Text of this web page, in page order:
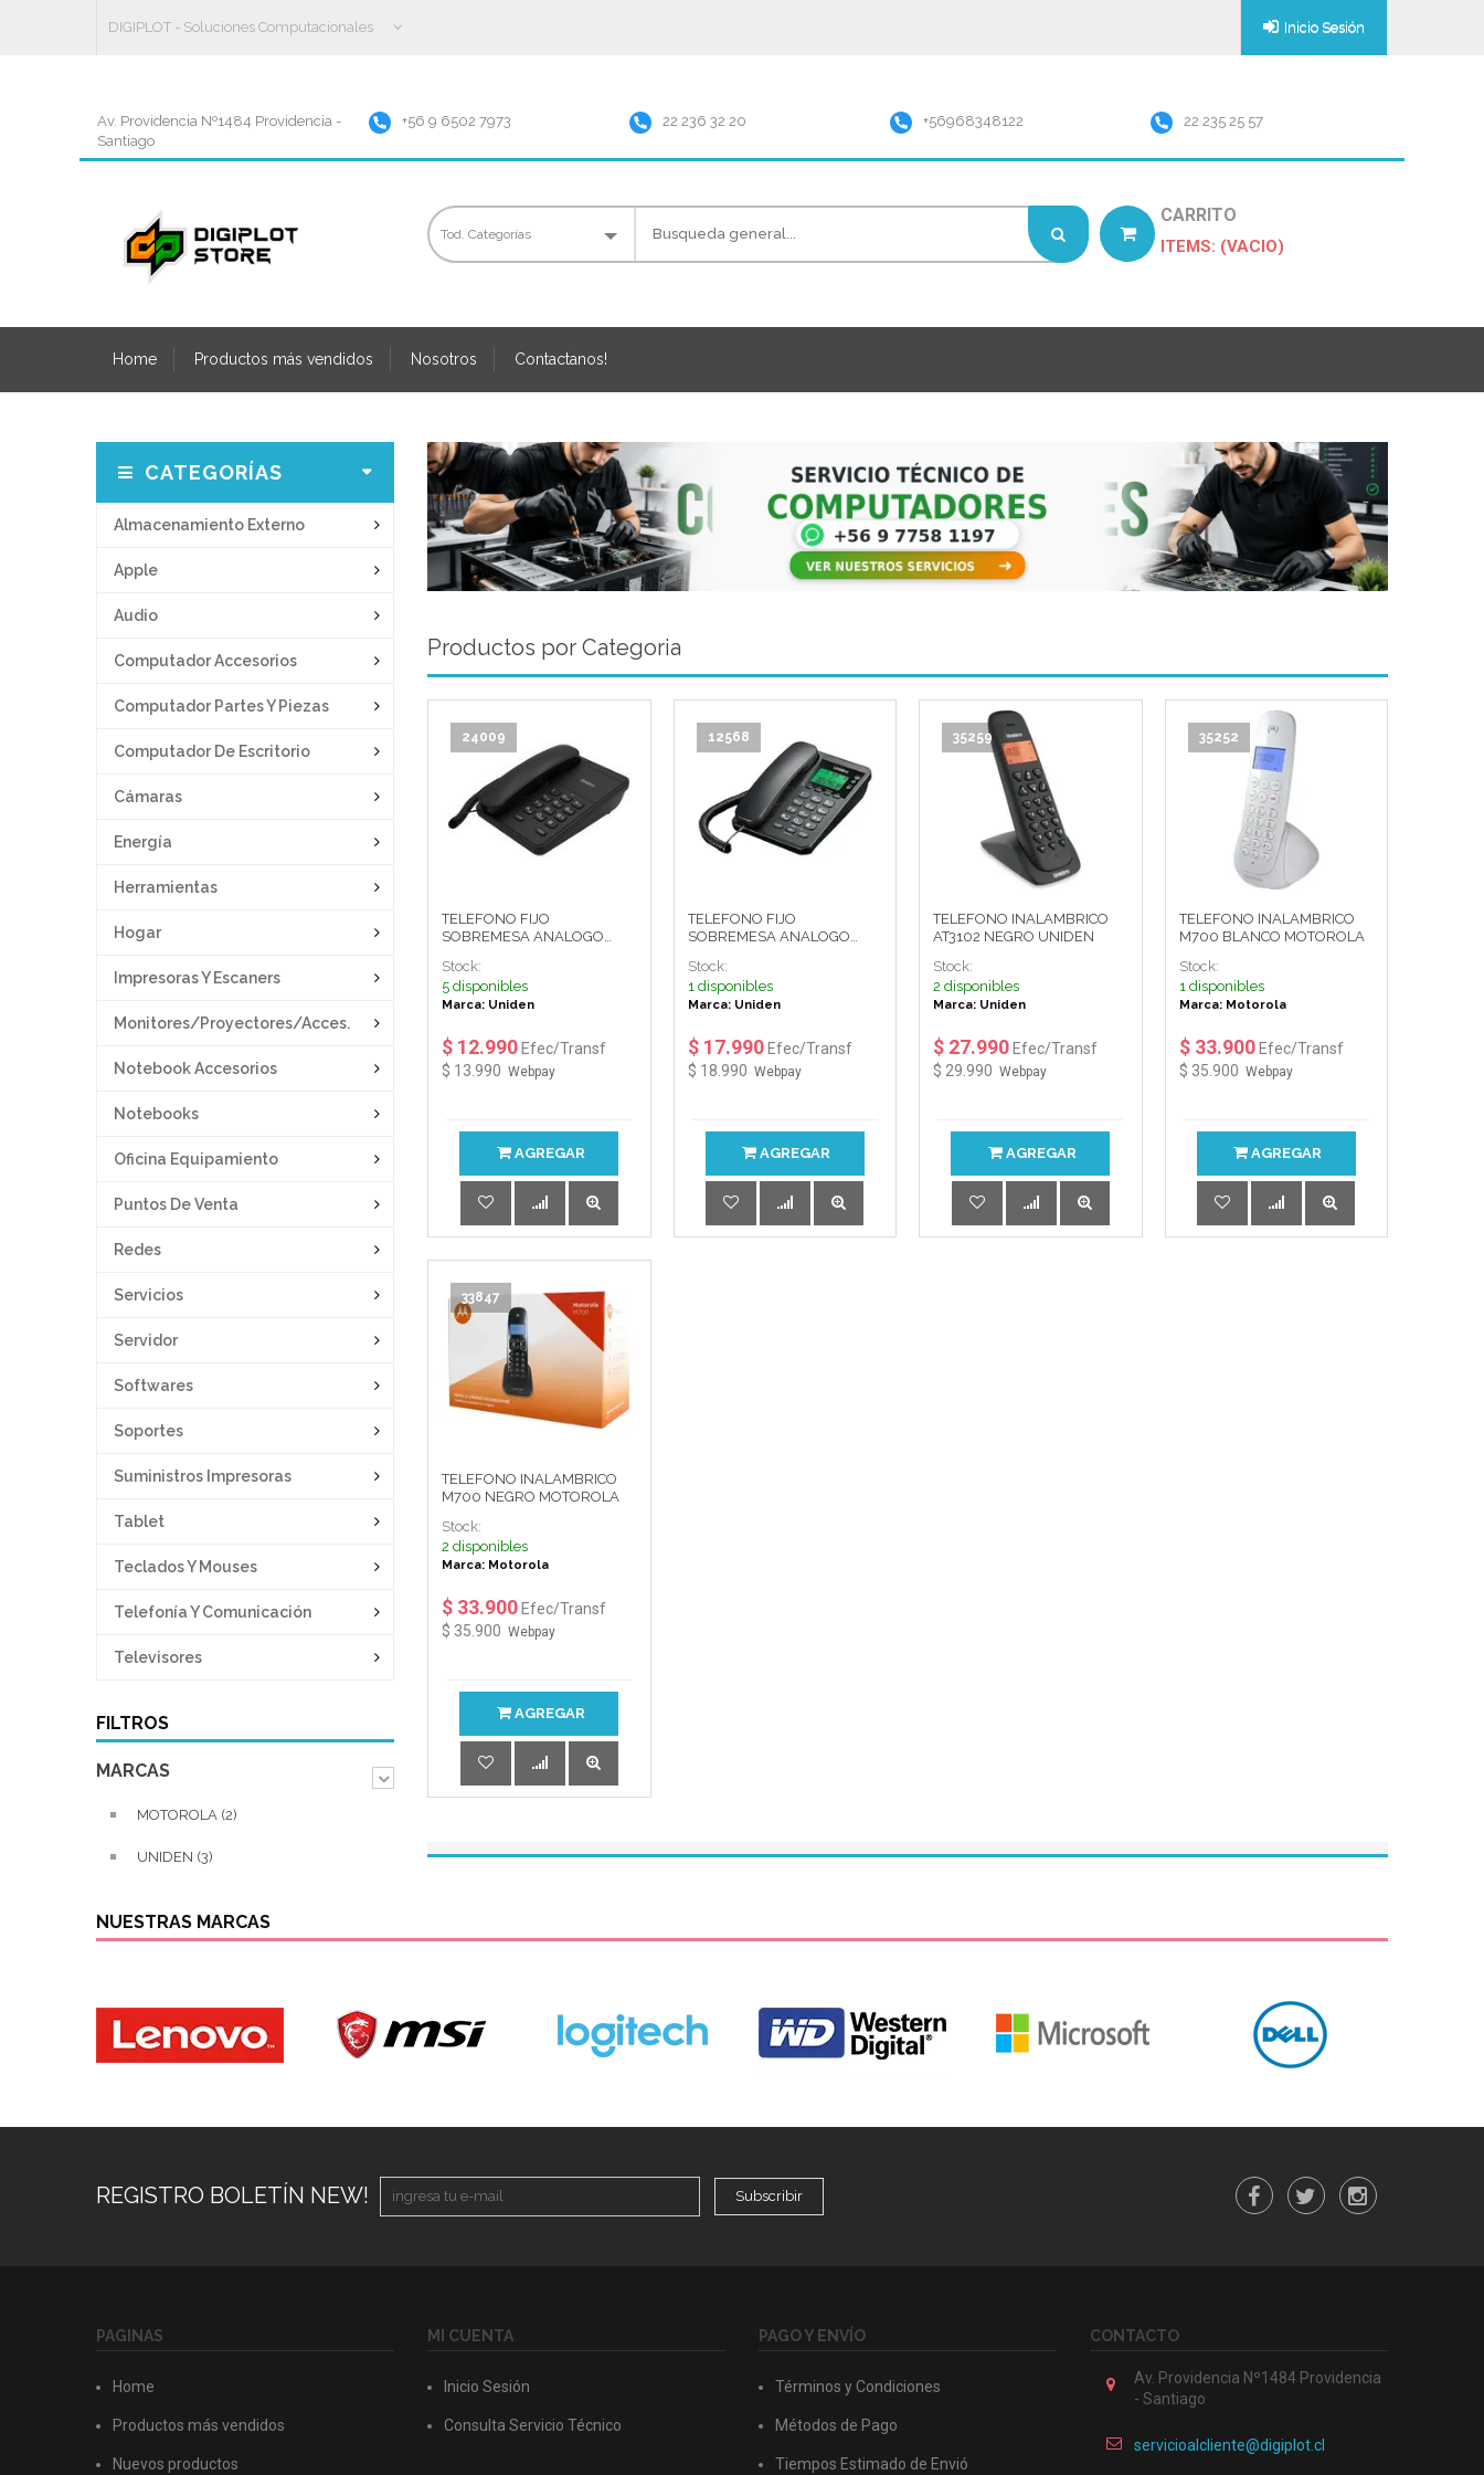
DIGIPLOT - Soluciones Computacionales Inicio Sesión
Av. Providencia Nº1484 Providencia -
Santiago
+56 9 6502 7973 22 236 32 20 +56968348122 22 235 25 57
CARRITO
ITEMS: (VACIO)
Home Productos más vendidos Nosotros Contactanos!
CATEGORÍAS
Almacenamiento Externo
Apple
Audio
Computador Accesorios
Computador Partes Y Piezas
Computador De Escritorio
Cámaras
Energía
Herramientas
Hogar
Impresoras Y Escaners
Monitores/proyectores/acces.
Notebook Accesorios
Notebooks
Oficina Equipamiento
Puntos De Venta
Redes
Servicios
Servidor
Softwares
Soportes
Suministros Impresoras
Tablet
Teclados Y Mouses
Telefonía Y Comunicación
Televisores
FILTROS
MARCAS
MOTOROLA (2)
UNIDEN (3)
Productos por Categoria
24009
TELEFONO FIJO
SOBREMESA ANALOGO
Stock:
5 disponibles
Marca: Uniden
$ 12.990 Efec/Transf
$ 13.990 Webpay
AGREGAR
12568
TELEFONO FIJO
SOBREMESA ANALOGO
Stock:
1 disponibles
Marca: Uniden
$ 17.990Efec/Transf
$ 18.990 Webpay
AGREGAR
35259
TELEFONO INALAMBRICO
AT3102 NEGRO UNIDEN
Stock:
2 disponibles
Marca: Uniden
$ 27.990 Efec/Transf
$ 29.990 Webpay
AGREGAR
35252
TELEFONO INALAMBRICO
M700 BLANCO MOTOROLA
Stock:
1 disponibles
Marca: Motorola
$ 33.900Efec/Transf
$ 35.900 Webpay
AGREGAR
33847
TELEFONO INALAMBRICO
M700 NEGRO MOTOROLA
Stock:
2 disponibles
Marca: Motorola
$ 33.900 Efec/Transf
$ 35.900 Webpay
AGREGAR
NUESTRAS MARCAS
REGISTRO BOLETÍN NEW! Subscribir
PAGINAS
Home
Productos más vendidos
Nuevos productos
MI CUENTA
Inicio Sesión
Consulta Servicio Técnico
PAGO Y ENVÍO
Términos y Condiciones
Métodos de Pago
Tiempos Estimado de Envió
CONTACTO
Av. Providencia Nº1484 Providencia
- Santiago
servicioalcliente@digiplot.cl